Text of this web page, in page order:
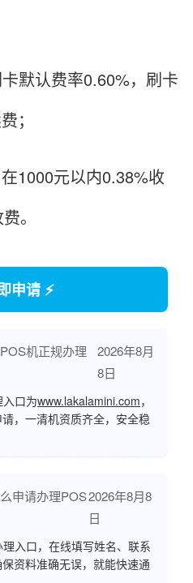
默认费率0.60%，刷卡
；
1000元以内0.38%收
。
申请 ⚡
机正规办理
2026年8月
8日
口为www.lakalamini.com，
，一清机资质齐全，安全稳
申请办理POS2026年8月8
日
入口，在线填写姓名、联系
资料准确无误，就能快速通